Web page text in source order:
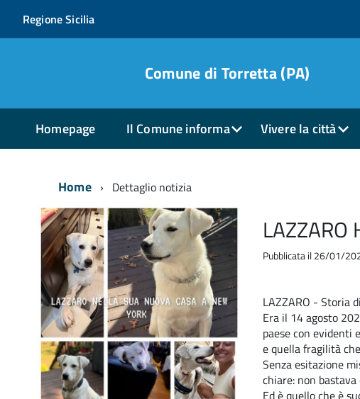
Regione Sicilia
Comune di Torretta (PA)
Homepage Il Comune informa Vivere la città
Home Dettaglio notizia
LAZZARO
Pubblicata il 26/01/
LAZZARO - Storia
Era il 14 agosto
paese con evidenti
e quella fragilità
Senza esitazione
chiare: non
Ed è quello che è